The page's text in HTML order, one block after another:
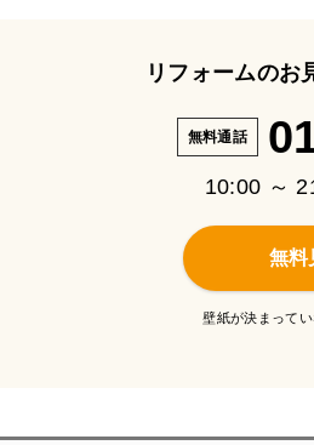
リフォームのお
無料通話
10:00 ～
無料
壁紙が決まって